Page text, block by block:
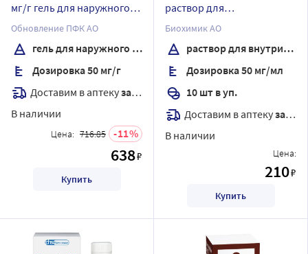
мг/г гель для наружного
применения 100 гр
Обновление ПФК АО
гель для наружного применения
Дозировка 50 мг/г
Доставим в аптекузавтра
В наличии
Цена: 716.85 11
638₽
Купить
раствор для
внутривенного и
внутримышечного
введения 2 мл ампулы 10
шт.
Биохимик АО
раствор для внутривенного и внутримышечного введения
Дозировка 50 мг/мл
10 шт в уп.
Доставим в аптекузавтра
В наличии
Цена:
210₽
Купить